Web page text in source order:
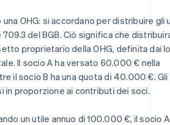
OHG: si accordano per distribuire gli
del BGB. Ciò significa che
proprietario della OHG, definita dai
Il socio A ha versato 60.000 € nella
il socio B ha una quota di 40.000 €. Gli
in proporzione ai contributi dei soci.
un utile annuo di 100.000 €, il socio